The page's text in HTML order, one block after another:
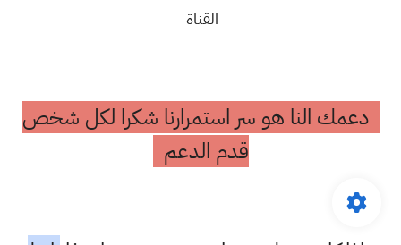
القناة
دعمك النا هو سر استمرارنا شكرا لكل شخص
قدم الدعم